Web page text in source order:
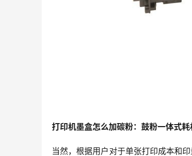
打印机墨盒怎么加碳粉：鼓粉一体式耗
当然，根据用户对于单张打印成本和